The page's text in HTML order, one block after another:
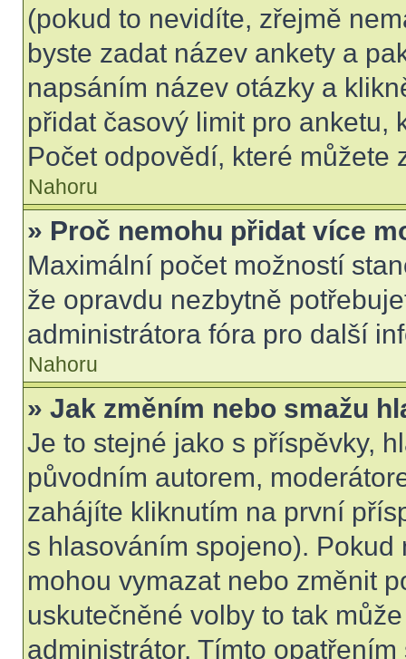
(pokud to nevidíte, zřejmě
byste zadat název ankety a
napsáním název otázky a
přidat časový limit pro anketu,
Počet odpovědí, které můžete
Nahoru
» Proč nemohu přidat více
Maximální počet možností
že opravdu nezbytně
administrátora fóra pro další
Nahoru
» Jak změním nebo smažu
Je to stejné jako s příspěvky,
původním autorem,
zahájíte kliknutím na první
s hlasováním spojeno).
mohou vymazat nebo změnit
uskutečněné volby to tak
administrátor. Tímto